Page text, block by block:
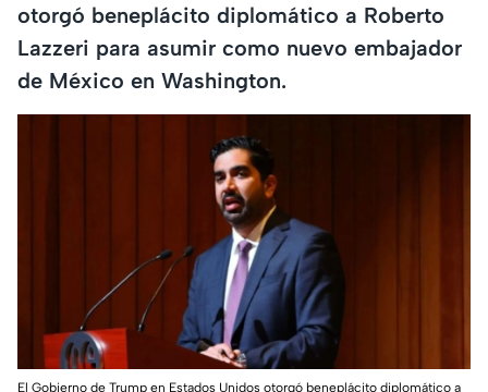
otorgó beneplácito diplomático a Roberto
Lazzeri para asumir como nuevo embajador
de México en Washington.
El Gobierno de Trump en Estados Unidos otorgó beneplácito diplomático a